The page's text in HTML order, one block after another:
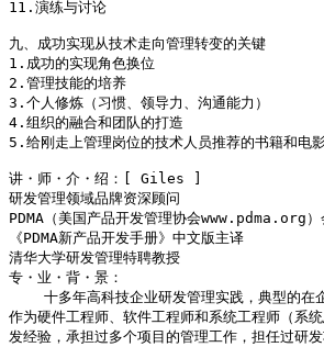
11.演练与讨论
九、成功实现从技术走向管理转变的关键
1.成功的实现角色换位
2.管理技能的培养
3.个人修炼（习惯、领导力、沟通能力）
4.组织的融合和团队的打造
5.给刚走上管理岗位的技术人员推荐的书籍和电
讲・师・介・绍：[ Giles ]
研发管理领域品牌资深顾问
PDMA（美国产品开发管理协会www.pdma.org）
《PDMA新产品开发手册》中文版主译
清华大学研发管理特聘教授
专・业・背・景：
十多年高科技企业研发管理实践，典型的在
作为硬件工程师、软件工程师和系统工程师（系
发经验，承担过多个项目的管理工作，担任过研